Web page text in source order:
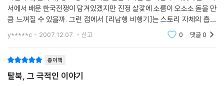
서에서 배운 한국전쟁이 담겨있겠지만 진정 살갗에 소름이 오소소 돋을 만
큼 느껴질 수 있을까. 그런 점에서 [리남행 비행기]는 스토리 자체의 흡입
력은 물론 탈북자에 대한 시각과 관심을 재삼 일깨우고 있다는 데 매우 만
족하는 청소년
y*****c 2007.12.07. 신고 0 댓글0
종이책
탈북, 그 극적인 이야기